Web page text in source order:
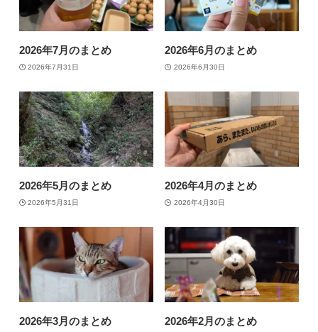
2026年7月のまとめ
2026年7月31日
2026年6月のまとめ
2026年6月30日
2026年5月のまとめ
2026年5月31日
2026年4月のまとめ
2026年4月30日
2026年3月のまとめ 2026年2月のまとめ